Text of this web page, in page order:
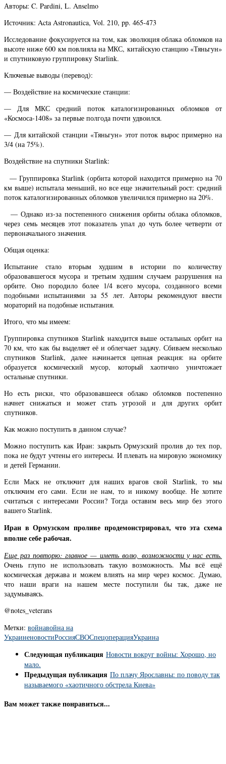
Авторы: C. Pardini, L. Anselmo
Источник: Acta Astronautica, Vol. 210, pp. 465-473
Исследование фокусируется на том, как эволюция облака обломков на
высоте ниже 600 км повлияла на МКС, китайскую станцию «Тяньгун»
и спутниковую группировку Starlink.
Ключевые выводы (перевод):
— Воздействие на космические станции:
— Для МКС средний поток каталогизированных обломков от
«Космоса-1408» за первые полгода почти удвоился.
— Для китайской станции «Тяньгун» этот поток вырос примерно на
3/4 (на 75%).
Воздействие на спутники Starlink:
— Группировка Starlink (орбита которой находится примерно на 70
км выше) испытала меньший, но все еще значительный рост: средний
поток каталогизированных обломков увеличился примерно на 20%.
— Однако из-за постепенного снижения орбиты облака обломков,
через семь месяцев этот показатель упал до чуть более четверти от
первоначального значения.
Общая оценка:
Испытание стало вторым худшим в истории по количеству
образовавшегося мусора и третьим худшим случаем разрушения на
орбите. Оно породило более 1/4 всего мусора, созданного всеми
подобными испытаниями за 55 лет. Авторы рекомендуют ввести
мораторий на подобные испытания.
Итого, что мы имеем:
Группировка спутников Starlink находится выше остальных орбит на
70 км, что как бы выделяет её и облегчает задачу. Сбиваем несколько
спутников Starlink, далее начинается цепная реакция: на орбите
образуется космический мусор, который хаотично уничтожает
остальные спутники.
Но есть риски, что образовавшееся облако обломков постепенно
начнет снижаться и может стать угрозой и для других орбит
спутников.
Как можно поступить в данном случае?
Можно поступить как Иран: закрыть Ормузский пролив до тех пор,
пока не будут учтены его интересы. И плевать на мировую экономику
и детей Германии.
Если Маск не отключит для наших врагов свой Starlink, то мы
отключим его сами. Если не нам, то и никому вообще. Не хотите
считаться с интересами России? Тогда оставим весь мир без этого
вашего Starlink.
Иран в Ормузском проливе продемонстрировал, что эта схема
вполне себе рабочая.
Еще раз повторю: главное — иметь волю, возможности у нас есть.
Очень глупо не использовать такую возможность. Мы всё ещё
космическая держава и можем влиять на мир через космос. Думаю,
что наши враги на нашем месте поступили бы так, даже не
задумываясь.
@notes_veterans
Метки: войнавойна на
УкраиненовостиРоссияСВОСпецоперацияУкраина
Следующая публикация Новости вокруг войны: Хорошо, но
мало.
Предыдущая публикация По плачу Ярославны: по поводу так
называемого «хаотичного обстрела Киева»
Вам может также понравиться...